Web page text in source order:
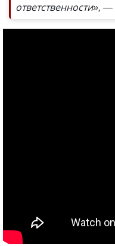
ответственности», —